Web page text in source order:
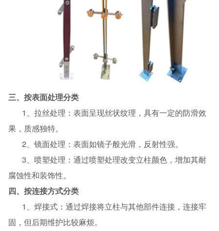
三、按表面处理分类
1、拉丝处理：表面呈现丝状纹理，具有一定的防滑效
果，质感独特。
2、镜面处理：表面如镜子般光滑，反射性强。
3、喷塑处理：通过喷塑处理改变立柱颜色，增加其耐
腐蚀性和装饰性。
四、按连接方式分类
1、焊接式：通过焊接将立柱与其他部件连接，连接牢
固，但后期维护比较麻烦。